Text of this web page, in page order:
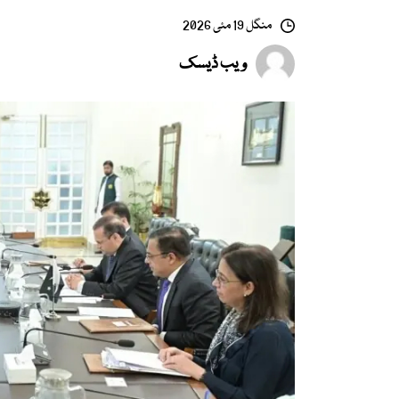
منگل 19 مئی 2026
ویب ڈیسک